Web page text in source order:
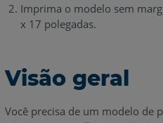
Imprima o modelo sem
x 17 polegadas.
Visão geral
Você precisa de um modelo de